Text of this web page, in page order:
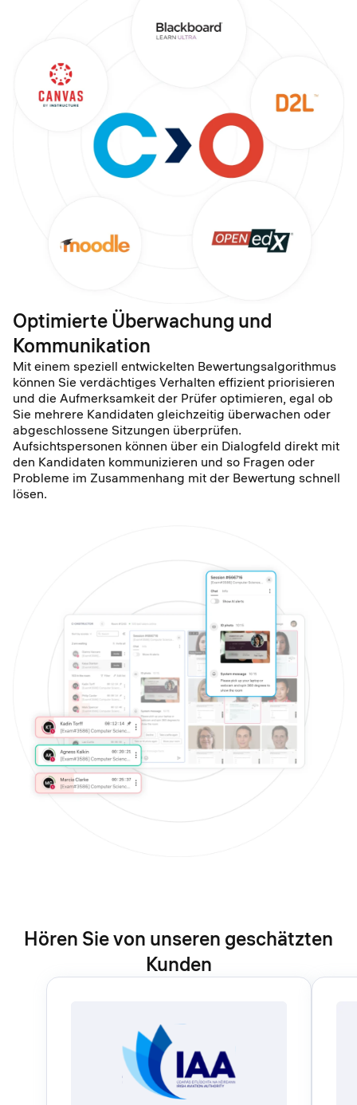
Optimierte Überwachung und
Kommunikation
Mit einem speziell entwickelten Bewertungsalgorithmus
können Sie verdächtiges Verhalten effizient priorisieren
und die Aufmerksamkeit der Prüfer optimieren, egal ob
Sie mehrere Kandidaten gleichzeitig überwachen oder
abgeschlossene Sitzungen überprüfen.
Aufsichtspersonen können über ein Dialogfeld direkt mit
den Kandidaten kommunizieren und so Fragen oder
Probleme im Zusammenhang mit der Bewertung schnell
lösen.
Hören Sie von unseren geschätzten
Kunden